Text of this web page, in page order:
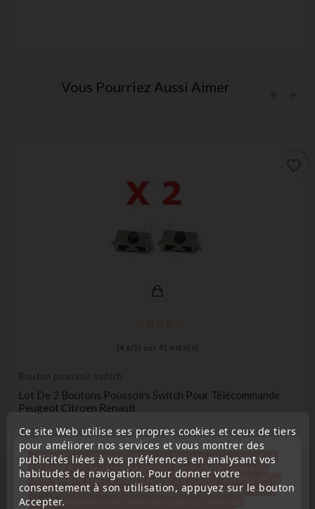
Vous Pourriez Aussi Aimer
(4,6 / 5) sur 91 note(s)
Bouton poussoir switch
Lot De 2 Boutons Poussoirs Switch Pour Télécommande
Peugeot Citroen Renault
1,98 €Prix
Ce site Web utilise ses propres cookies et ceux de tiers
pour améliorer nos services et vous montrer des
publicités liées à vos préférences en analysant vos
habitudes de navigation. Pour donner votre
consentement à son utilisation, appuyez sur le bouton
Accepter.
« Attention, notre société sera fermée pour congés du
10 aout au 1 septembre inclus. Pour cette raison les
commandes sont traitées jusqu'au 7 aout 14H00. Pour
le service réparation nous devons réceptionner votre
télécommande avant le 6 aout pour qu'elle soit